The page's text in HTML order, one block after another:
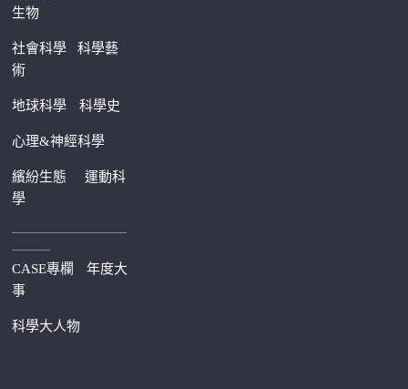
生物
社會科學科學藝
術
地球科學 科學史
心理&神經科學
繽紛生態運動科
學
—————————
———
CASE專欄
年度大
事
科學大人物